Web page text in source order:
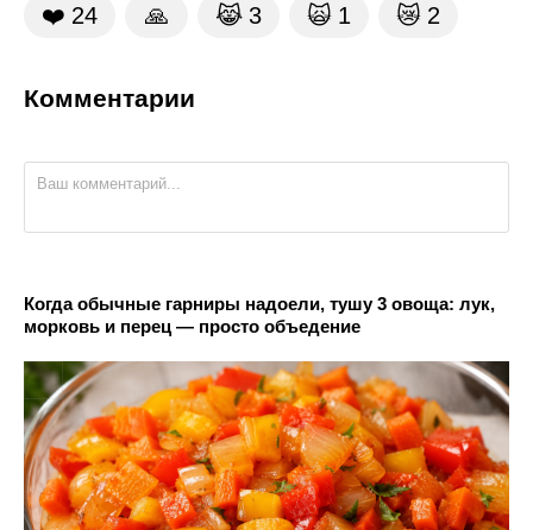
❤️ 24 🙏 😹 3 🙀 1 😿 2
Комментарии
Когда обычные гарниры надоели, тушу 3 овоща: лук,
морковь и перец — просто объедение